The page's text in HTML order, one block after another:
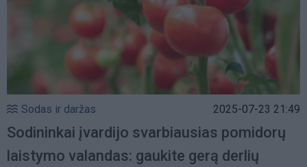
Sodas ir daržas 2025-07-23 21:49
Sodininkai įvardijo svarbiausias pomidorų
laistymo valandas: gaukite gerą derlių